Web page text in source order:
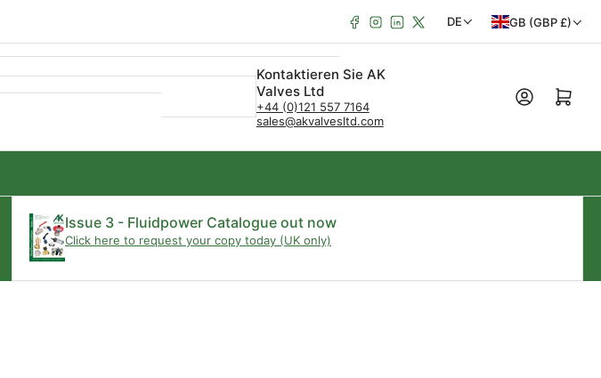
Facebook
Instagram
LinkedIn
X
e
DE
e
o
GB (GBP £)
Kontaktieren Sie AK
Valves Ltd
+44 (0)121 557 7164
sales@akvalvesltd.com
Mini-Warenkorb
Issue 3 - Fluidpower Catalogue out now
Click here to request your copy today (UK only)